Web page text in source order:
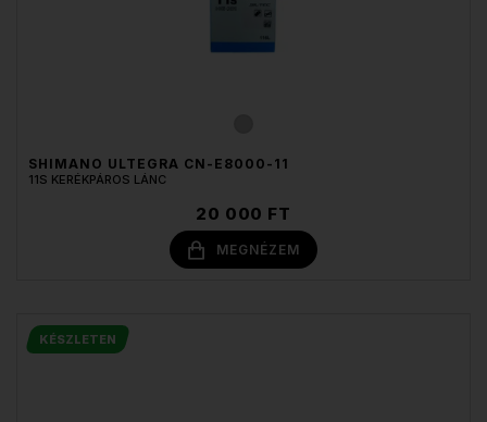
SHIMANO ULTEGRA CN-E8000-11
11S KERÉKPÁROS LÁNC
20 000 FT
MEGNÉZEM
KÉSZLETEN